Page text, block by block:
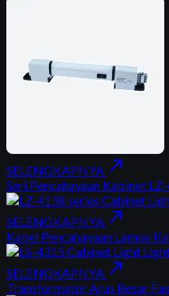
SELENGKAPNYA north_east
Seri Pencahayaan Kabinet
SELENGKAPNYA north_east
Kabel Pencahayaan Lampu
SELENGKAPNYA north_east
Transformator Arus Besar